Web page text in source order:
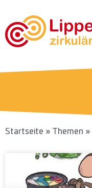
Startseite » Themen »